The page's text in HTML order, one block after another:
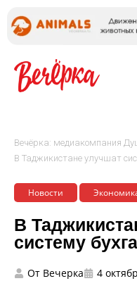
Вечёрка: медиакомпания
В Таджикистане улучшат
Новости
В
систему
От Вечерка 4